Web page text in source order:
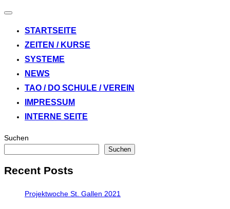
Navigation
STARTSEITE
ZEITEN / KURSE
SYSTEME
NEWS
TAO / DO SCHULE / VEREIN
IMPRESSUM
INTERNE SEITE
Suchen
Suchen
Recent Posts
Projektwoche St. Gallen 2021